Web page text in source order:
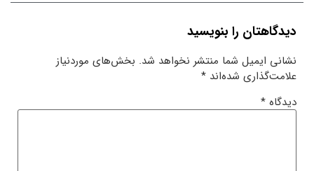
دیدگاهتان را بنویسید
نشانی ایمیل شما منتشر نخواهد شد. بخش‌های موردنیاز
علامت‌گذاری شده‌اند *
دیدگاه *